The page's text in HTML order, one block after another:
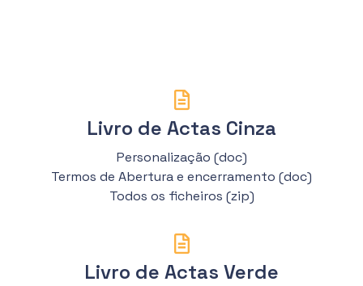
Livro de Actas Cinza
Personalização (doc)
Termos de Abertura e encerramento (doc)
Todos os ficheiros (zip)
Livro de Actas Verde